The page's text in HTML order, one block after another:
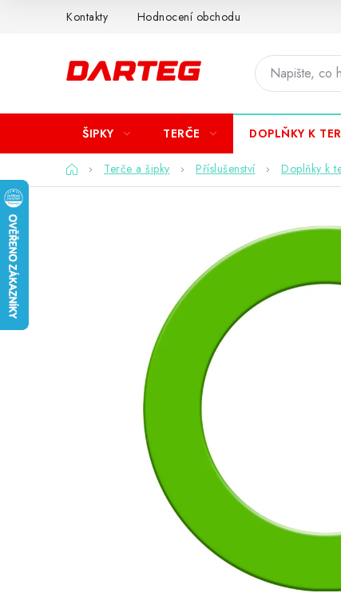
Kontakty Hodnocení obchodu
ŠIPKY TERČE DOPLŇKY K
DomůTerče a šipky Příslušenství Doplňky k